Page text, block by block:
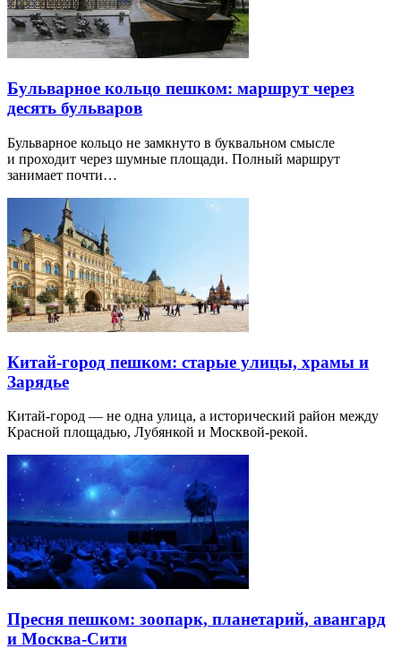
Бульварное кольцо пешком: маршрут через
десять бульваров
Бульварное кольцо не замкнуто в буквальном смысле
и проходит через шумные площади. Полный маршрут
занимает почти…
Китай-город пешком: старые улицы, храмы и
Зарядье
Китай-город — не одна улица, а исторический район между
Красной площадью, Лубянкой и Москвой-рекой.
Пресня пешком: зоопарк, планетарий, авангард
и Москва-Сити